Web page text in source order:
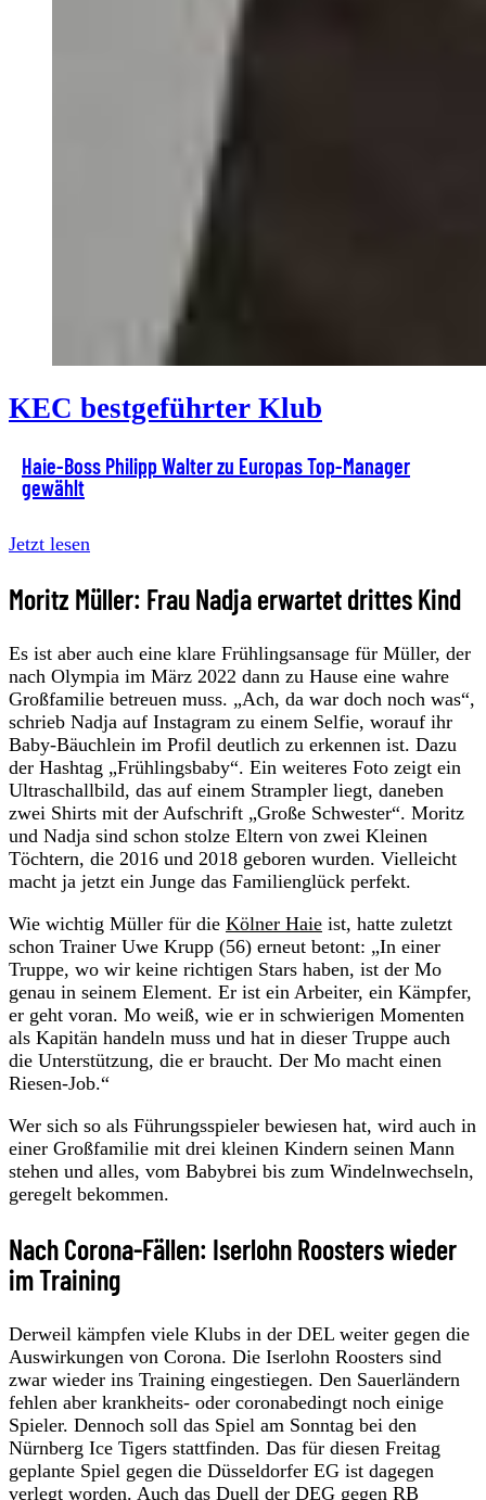
KEC bestgeführter Klub
Haie-Boss Philipp Walter zu Europas Top-Manager
gewählt
Jetzt lesen
Moritz Müller: Frau Nadja erwartet drittes Kind
Es ist aber auch eine klare Frühlingsansage für Müller, der
nach Olympia im März 2022 dann zu Hause eine wahre
Großfamilie betreuen muss. „Ach, da war doch noch was“,
schrieb Nadja auf Instagram zu einem Selfie, worauf ihr
Baby-Bäuchlein im Profil deutlich zu erkennen ist. Dazu
der Hashtag „Frühlingsbaby“. Ein weiteres Foto zeigt ein
Ultraschallbild, das auf einem Strampler liegt, daneben
zwei Shirts mit der Aufschrift „Große Schwester“. Moritz
und Nadja sind schon stolze Eltern von zwei Kleinen
Töchtern, die 2016 und 2018 geboren wurden. Vielleicht
macht ja jetzt ein Junge das Familienglück perfekt.
Wie wichtig Müller für die Kölner Haie ist, hatte zuletzt
schon Trainer Uwe Krupp (56) erneut betont: „In einer
Truppe, wo wir keine richtigen Stars haben, ist der Mo
genau in seinem Element. Er ist ein Arbeiter, ein Kämpfer,
er geht voran. Mo weiß, wie er in schwierigen Momenten
als Kapitän handeln muss und hat in dieser Truppe auch
die Unterstützung, die er braucht. Der Mo macht einen
Riesen-Job.“
Wer sich so als Führungsspieler bewiesen hat, wird auch in
einer Großfamilie mit drei kleinen Kindern seinen Mann
stehen und alles, vom Babybrei bis zum Windelnwechseln,
geregelt bekommen.
Nach Corona-Fällen: Iserlohn Roosters wieder
im Training
Derweil kämpfen viele Klubs in der DEL weiter gegen die
Auswirkungen von Corona. Die Iserlohn Roosters sind
zwar wieder ins Training eingestiegen. Den Sauerländern
fehlen aber krankheits- oder coronabedingt noch einige
Spieler. Dennoch soll das Spiel am Sonntag bei den
Nürnberg Ice Tigers stattfinden. Das für diesen Freitag
geplante Spiel gegen die Düsseldorfer EG ist dagegen
verlegt worden. Auch das Duell der DEG gegen RB